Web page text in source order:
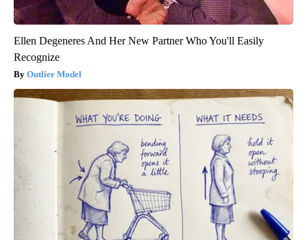
Ellen Degeneres And Her New Partner Who You'll Easily
Recognize
Outlier Model